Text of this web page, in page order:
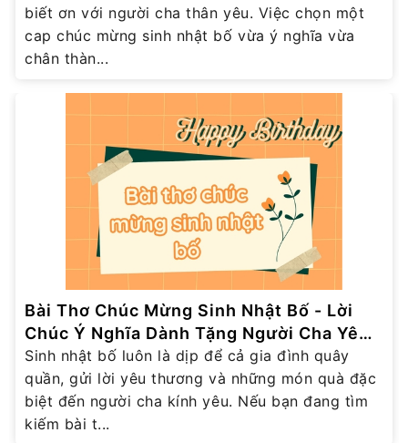
biết ơn với người cha thân yêu. Việc chọn một
cap chúc mừng sinh nhật bố vừa ý nghĩa vừa
chân thàn...
Bài Thơ Chúc Mừng Sinh Nhật Bố - Lời
Chúc Ý Nghĩa Dành Tặng Người Cha Yêu
Thương
Sinh nhật bố luôn là dịp để cả gia đình quây
quần, gửi lời yêu thương và những món quà đặc
biệt đến người cha kính yêu. Nếu bạn đang tìm
kiếm bài t...